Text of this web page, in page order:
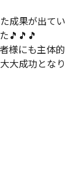
成果が出てい
🎵🎵🎵
様にも主体的
大成功となり